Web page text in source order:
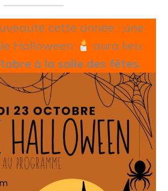
cette année : une
Halloween
aura lieu
à la salle des fêtes.